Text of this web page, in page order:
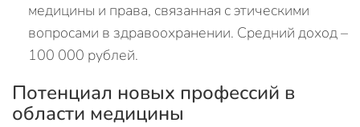
медицины и права, связанная с этическими
вопросами в здравоохранении. Средний доход –
100 000 рублей.
Потенциал новых профессий в
области медицины